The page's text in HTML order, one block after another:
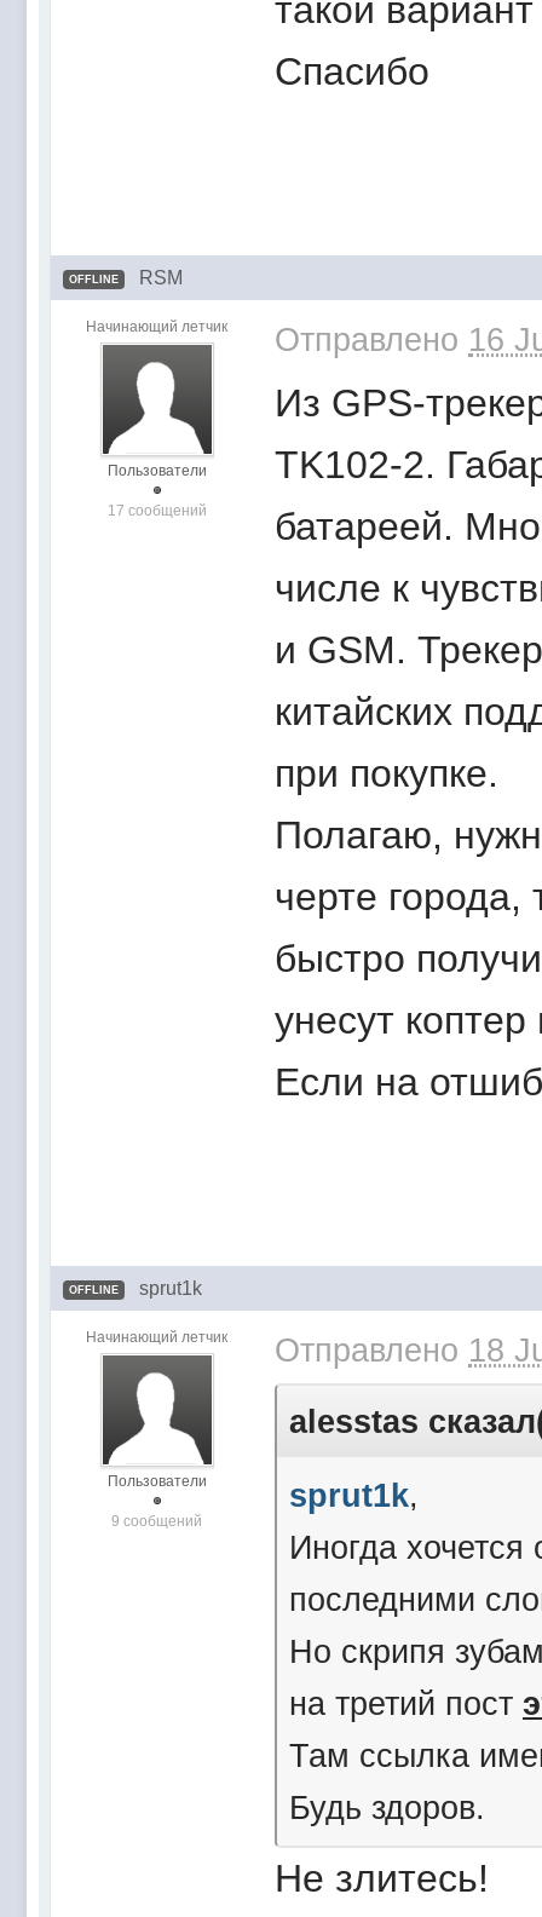
такой
Спасибо
OFFLINE RSM
Начинающий летчик
Пользователи
17 сообщений
Отправлено 16
Из GPS-
TK102-2.
батареей.
числе к
и GSM.
китайских
при покупке.
Полагаю,
черте города,
быстро
унесут
Если на
OFFLINE sprut1k
Начинающий летчик
Пользователи
9 сообщений
Отправлено 18
alesstas
sprut1k,
Иногда
последними
Но скрипя
на третий пост
Там ссылка
Будь здоров.
Не злитесь!